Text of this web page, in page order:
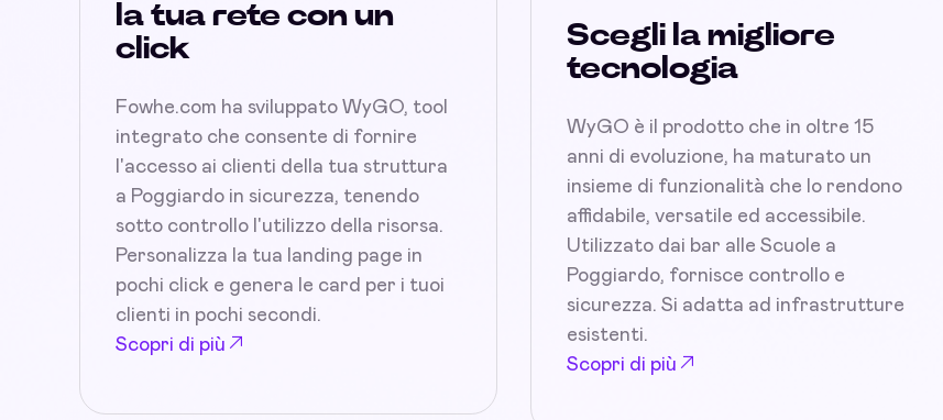
la tua rete con un
click
Fowhe.com ha sviluppato WyGO, tool
integrato che consente di fornire
l'accesso ai clienti della tua struttura
a Poggiardo in sicurezza, tenendo
sotto controllo l'utilizzo della risorsa.
Personalizza la tua landing page in
pochi click e genera le card per i tuoi
clienti in pochi secondi.
Scopri di più
Scegli la migliore
tecnologia
WyGO è il prodotto che in oltre 15
anni di evoluzione, ha maturato un
insieme di funzionalità che lo rendono
affidabile, versatile ed accessibile.
Utilizzato dai bar alle Scuole a
Poggiardo, fornisce controllo e
sicurezza. Si adatta ad infrastrutture
esistenti.
Scopri di più